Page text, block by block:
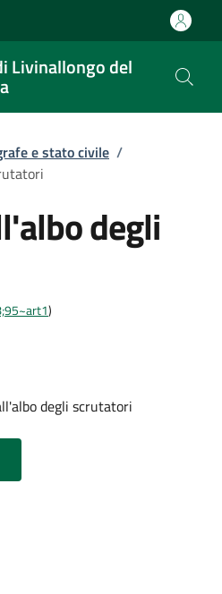
Livinallongo del
e stato civile /
degli
)
degli scrutatori